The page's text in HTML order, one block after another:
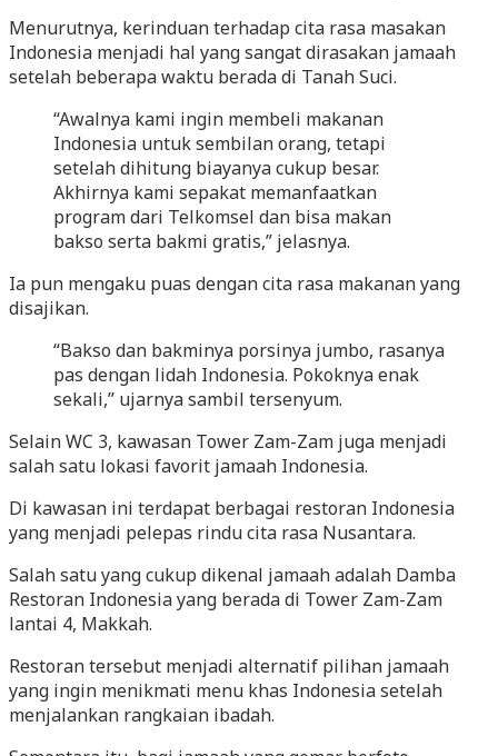
Menurutnya, kerinduan terhadap cita rasa masakan
Indonesia menjadi hal yang sangat dirasakan jamaah
setelah beberapa waktu berada di Tanah Suci.
“Awalnya kami ingin membeli makanan
Indonesia untuk sembilan orang, tetapi
setelah dihitung biayanya cukup besar.
Akhirnya kami sepakat memanfaatkan
program dari Telkomsel dan bisa makan
bakso serta bakmi gratis,” jelasnya.
Ia pun mengaku puas dengan cita rasa makanan yang
disajikan.
“Bakso dan bakminya porsinya jumbo, rasanya
pas dengan lidah Indonesia. Pokoknya enak
sekali,” ujarnya sambil tersenyum.
Selain WC 3, kawasan Tower Zam-Zam juga menjadi
salah satu lokasi favorit jamaah Indonesia.
Di kawasan ini terdapat berbagai restoran Indonesia
yang menjadi pelepas rindu cita rasa Nusantara.
Salah satu yang cukup dikenal jamaah adalah Damba
Restoran Indonesia yang berada di Tower Zam-Zam
lantai 4, Makkah.
Restoran tersebut menjadi alternatif pilihan jamaah
yang ingin menikmati menu khas Indonesia setelah
menjalankan rangkaian ibadah.